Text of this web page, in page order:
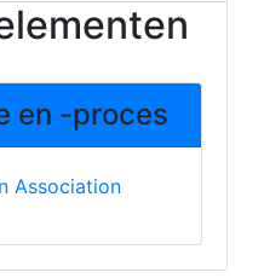
en -proces
Association